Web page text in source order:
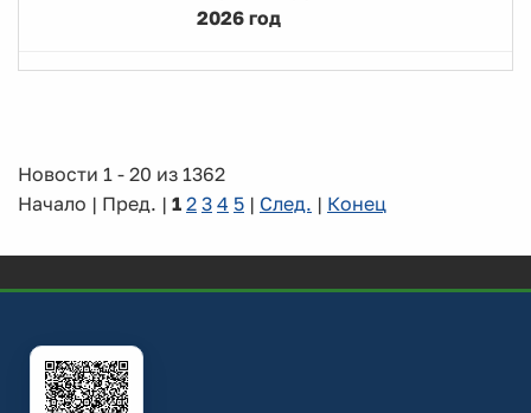
2026 год
Новости 1 - 20 из 1362
Начало | Пред. | 1 2 3 4 5 | След. | Конец